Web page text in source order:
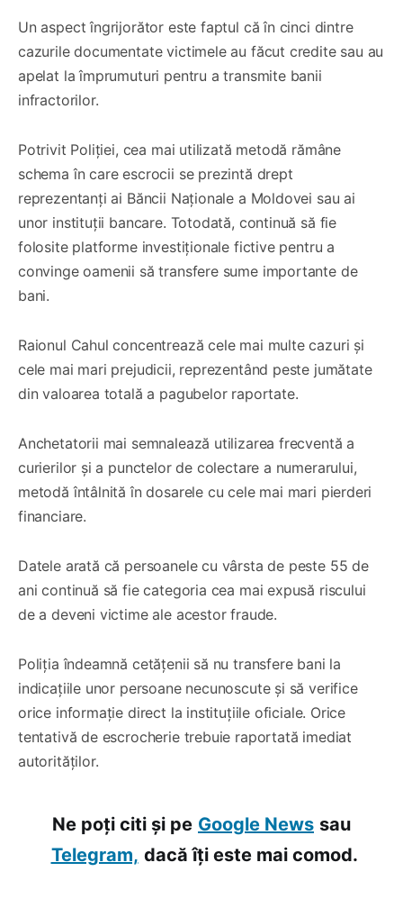
Un aspect îngrijorător este faptul că în cinci dintre
cazurile documentate victimele au făcut credite sau au
apelat la împrumuturi pentru a transmite banii
infractorilor.
Potrivit Poliției, cea mai utilizată metodă rămâne
schema în care escrocii se prezintă drept
reprezentanți ai Băncii Naționale a Moldovei sau ai
unor instituții bancare. Totodată, continuă să fie
folosite platforme investiționale fictive pentru a
convinge oamenii să transfere sume importante de
bani.
Raionul Cahul concentrează cele mai multe cazuri și
cele mai mari prejudicii, reprezentând peste jumătate
din valoarea totală a pagubelor raportate.
Anchetatorii mai semnalează utilizarea frecventă a
curierilor și a punctelor de colectare a numerarului,
metodă întâlnită în dosarele cu cele mai mari pierderi
financiare.
Datele arată că persoanele cu vârsta de peste 55 de
ani continuă să fie categoria cea mai expusă riscului
de a deveni victime ale acestor fraude.
Poliția îndeamnă cetățenii să nu transfere bani la
indicațiile unor persoane necunoscute și să verifice
orice informație direct la instituțiile oficiale. Orice
tentativă de escrocherie trebuie raportată imediat
autorităților.
Ne poți citi și pe Google News sau
Telegram, dacă îți este mai comod.